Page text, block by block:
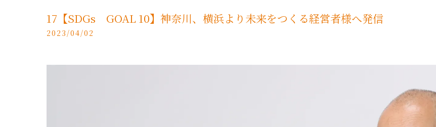
17【SDGs GOAL 10】神奈川、横浜より未来をつくる経営者様へ発信
2023/04/02